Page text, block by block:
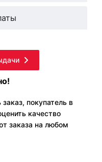
покупатель в
качество
заказа на любом